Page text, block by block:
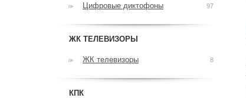
Цифровые диктофоны 97
ЖК ТЕЛЕВИЗОРЫ
ЖК телевизоры 8
КПК